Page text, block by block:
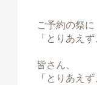
ご予約の祭に
「とりあえ
皆さん、
「とりあえ